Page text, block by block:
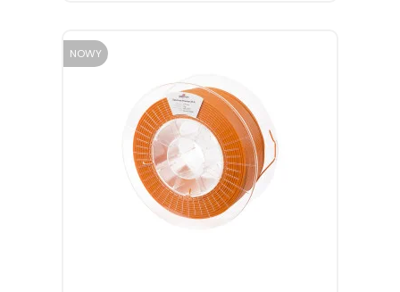
NOWY